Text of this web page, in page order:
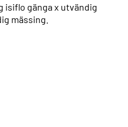
isiflo gänga x utvändig
mässing.